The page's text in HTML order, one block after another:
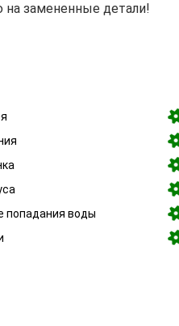
на замененные детали!
попадания воды